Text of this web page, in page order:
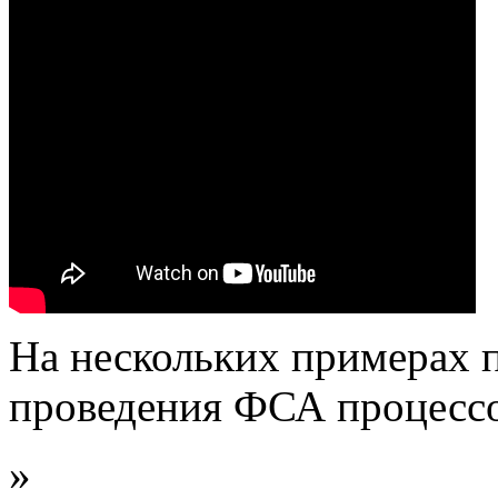
На нескольких примерах
проведения ФСА
»